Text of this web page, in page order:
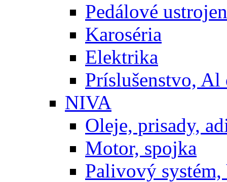
Pedálové
Karoséria
Elektrika
Príslušenstvo, Al
NIVA
Oleje, prisady,
Motor, spojka
Palivový